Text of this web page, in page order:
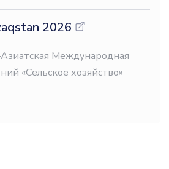
2026
Международная
«Сельское хозяйство»